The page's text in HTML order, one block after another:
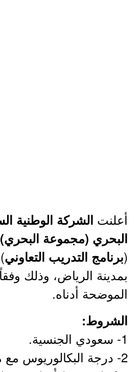
أعلنت الشركة الوطنية
البحري (مجموعة البحري)
(برنامج التدريب التعاوني
بمدينة الرياض، وذلك
الموضحة أدناه.
الشروط:
1- سعودي الجنسية.
2- درجة البكالوريوس